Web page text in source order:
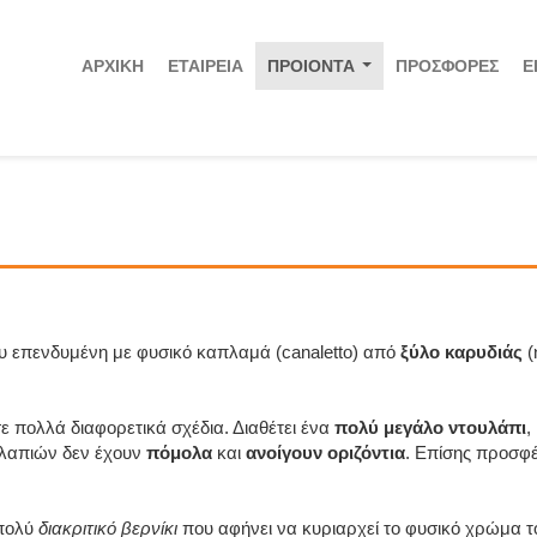
επενδυμένη με φυσικό καπλαμά (canaletto) από ξύλο καρυδιάς
πολλά διαφορετικά σχέδια. Διαθέτει ένα πολύ μεγάλο ντουλάπι,
δεν έχουν πόμολακαι ανοίγουν οριζόντια. Επίσης
διακριτικό βερνίκιπου αφήνει να κυριαρχεί το φυσικό χρώμα
ΑΡΧΙΚΗ ΕΤΑΙΡΕΙΑ ΠΡΟΙΟΝΤΑ ΠΡΟΣΦΟΡΕΣ